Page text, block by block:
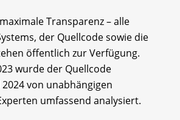
Transparenz – alle
der Quellcode sowie die
öffentlich zur Verfügung.
wurde der Quellcode
von unabhängigen
umfassend analysiert.